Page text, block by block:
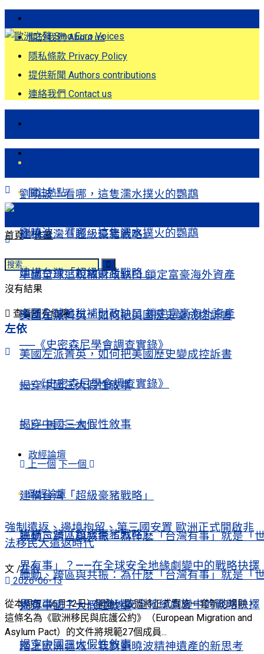
關於我們 About us
隱私條款 Privacy Policy
提供新聞 Authors contributions
連絡我們 Contact us
劉曉波：看哪，這隻濡水撲火的鸚鵡
建構台灣「超級豪豬戰略」
中國全球追稅補財政缺口 鎖定富豪海外資產
美國左派菁英，如何把美國歷史變成控訴書
──《史密森尼學會調查實錄》
揭穿中國三大假性敘事
上一個 下一個
政經論壇
建構台灣「超級豪豬戰略」
聯動、跨區與共振：為什麽「台灣有事」就是「
界有事」？——在全球安全地緣劇變中的戰略抉擇
揭穿中國三大假性敘事
踏上歐洲疆域，我對劉曉波精神遺產的新思考
關注熱點
劉曉波：看哪，這隻濡水撲火的鸚鵡
建構台灣「超級豪豬戰略」
中國全球追稅補財政缺口 鎖定富豪海外資產
美國左派菁英，如何把美國歷史變成控訴書
──《史密森尼學會調查實錄》
揭穿中國三大假性敘事
上一個 下一個
政經論壇
建構台灣「超級豪豬戰略」
聯動、跨區與共振：為什麽「台灣有事」就是「
界有事」？——在全球安全地緣劇變中的戰略抉擇
揭穿中國三大假性敘事
沒有結果
查看所有結果
首頁 作者
左依
強制遣返、邊境拘留、第三國安置 歐洲正式開啟非
法移民大遣返時代
文 /左依
2026-06-13
從本周五（6月12日）開始，歐盟將正式實施一套新的規則，
這條名為《歐洲移民與庇護公約》（European Migration and
Asylum Pact）的文件將規範27個成員...